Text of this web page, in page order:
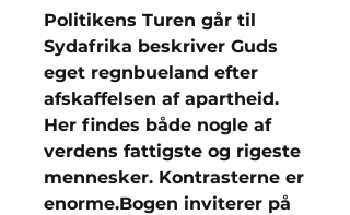
Politikens Turen går til
Sydafrika beskriver Guds
eget regnbueland efter
afskaffelsen af apartheid.
Her findes både nogle af
verdens fattigste og rigeste
mennesker. Kontrasterne er
enorme.Bogen inviterer på